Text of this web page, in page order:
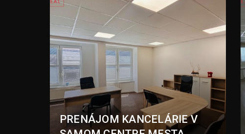
PRENÁJOM KANCELÁRIE V